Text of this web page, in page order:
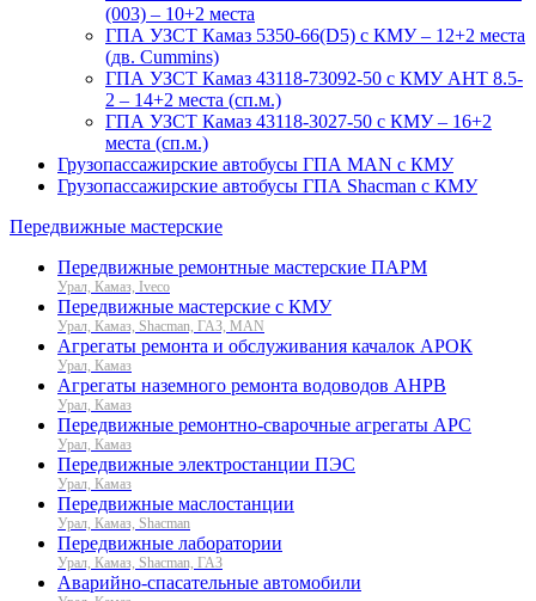
(003) – 10+2 места
ГПА УЗСТ Камаз 5350-66(D5) с КМУ – 12+2 места
(дв. Cummins)
ГПА УЗСТ Камаз 43118-73092-50 с КМУ АНТ 8.5-
2 – 14+2 места (сп.м.)
ГПА УЗСТ Камаз 43118-3027-50 с КМУ – 16+2
места (сп.м.)
Грузопассажирские автобусы ГПА MAN с КМУ
Грузопассажирские автобусы ГПА Shacman с КМУ
Передвижные мастерские
Передвижные ремонтные мастерские ПАРМ
Урал, Камаз, Iveco
Передвижные мастерские с КМУ
Урал, Камаз, Shacman, ГАЗ, MAN
Агрегаты ремонта и обслуживания качалок АРОК
Урал, Камаз
Агрегаты наземного ремонта водоводов АНРВ
Урал, Камаз
Передвижные ремонтно-сварочные агрегаты АРС
Урал, Камаз
Передвижные электростанции ПЭС
Урал, Камаз
Передвижные маслостанции
Урал, Камаз, Shacman
Передвижные лаборатории
Урал, Камаз, Shacman, ГАЗ
Аварийно-спасательные автомобили